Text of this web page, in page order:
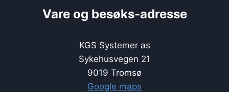
Vare og besøks-adresse
KGS Systemer as
Sykehusvegen 21
9019 Tromsø
Google maps